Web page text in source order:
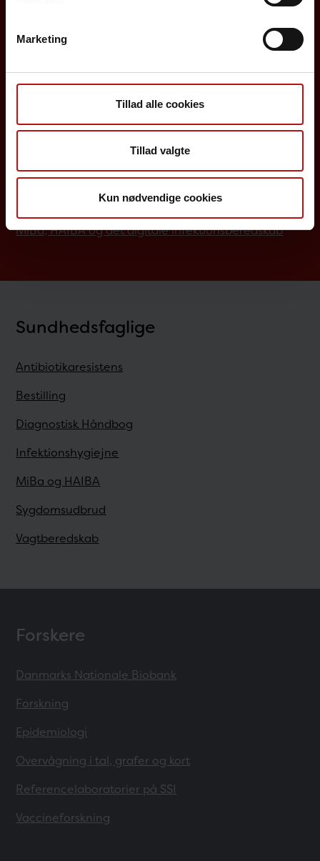
Marketing
Tillad alle cookies
Tillad valgte
Kun nødvendige cookies
Influenzavaccination
Screening for medfødte sygdomme
Sygdomsleksikon
MiBa, HAIBA og det digitale infektionsberedskab
Sundhedsfaglige
Antibiotikaresistens
Bestilling
Diagnostisk Håndbog
Infektionshygiejne
MiBa og HAIBA
Sygdomsudbrud
Vagtberedskab
Forskere
Danmarks Nationale Biobank
Forskning
Epidemiologi
Overvågning i tal, grafer og kort
Referencelaboratorier på SSI
Vaccineforskning